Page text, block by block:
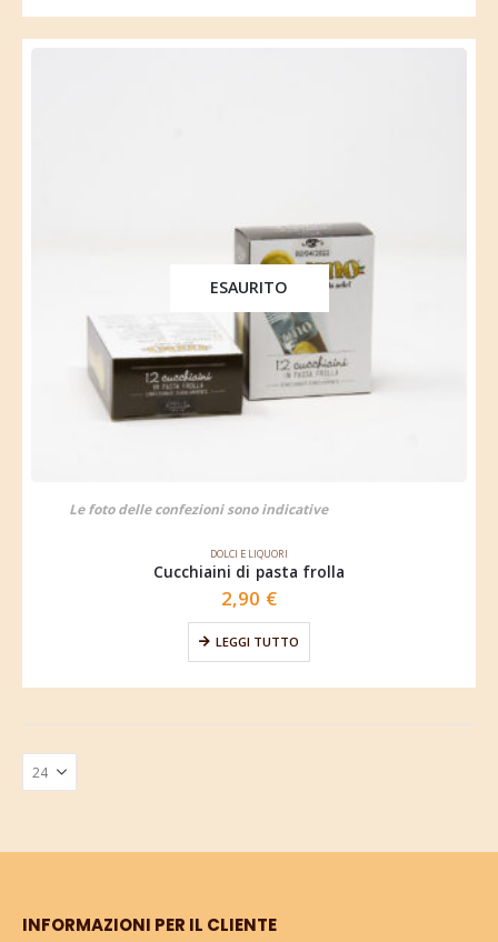
ESAURITO
Le foto delle confezioni sono indicative
DOLCI E LIQUORI
Cucchiaini di pasta frolla
2,90 €
LEGGI TUTTO
INFORMAZIONI PER IL CLIENTE